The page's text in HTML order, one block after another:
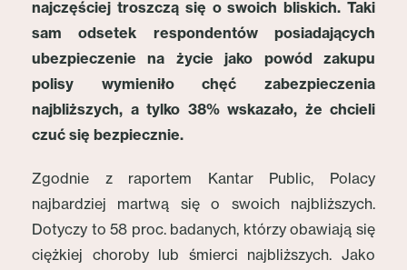
najczęściej troszczą się o swoich bliskich. Taki
sam odsetek respondentów posiadających
ubezpieczenie na życie jako powód zakupu
polisy wymieniło chęć zabezpieczenia
najbliższych, a tylko 38% wskazało, że chcieli
czuć się bezpiecznie.
Zgodnie z raportem Kantar Public, Polacy
najbardziej martwą się o swoich najbliższych.
Dotyczy to 58 proc. badanych, którzy obawiają się
ciężkiej choroby lub śmierci najbliższych. Jako